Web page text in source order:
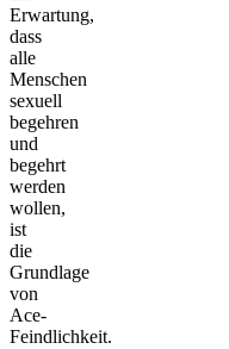
Erwartung,
dass
alle
Menschen
sexuell
begehren
und
begehrt
werden
wollen,
ist
die
Grundlage
von
Ace-
Feindlichkeit.